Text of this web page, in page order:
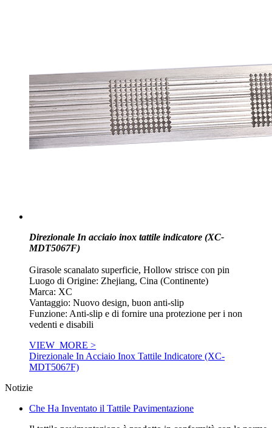
Direzionale In acciaio inox tattile indicatore (XC-
MDT5067F)
Girasole scanalato superficie, Hollow strisce con pin
Luogo di Origine: Zhejiang, Cina (Continente)
Marca: XC
Vantaggio: Nuovo design, buon anti-slip
Funzione: Anti-slip e di fornire una protezione per i non
vedenti e disabili
VIEW_MORE >
Direzionale In Acciaio Inox Tattile Indicatore (XC-
MDT5067F)
Notizie
Che Ha Inventato il Tattile Pavimentazione